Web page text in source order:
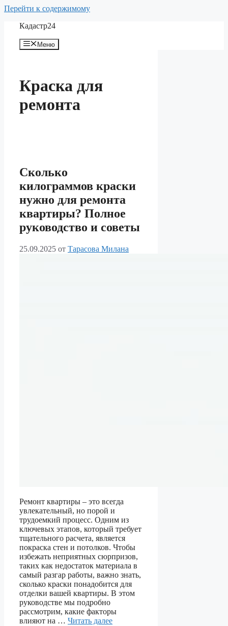
Перейти к содержимому
Кадастр24
Меню
Краска для
ремонта
Сколько
килограммов краски
нужно для ремонта
квартиры? Полное
руководство и советы
25.09.2025 от Тарасова Милана
Ремонт квартиры – это всегда
увлекательный, но порой и
трудоемкий процесс. Одним из
ключевых этапов, который требует
тщательного расчета, является
покраска стен и потолков. Чтобы
избежать неприятных сюрпризов,
таких как недостаток материала в
самый разгар работы, важно знать,
сколько краски понадобится для
отделки вашей квартиры. В этом
руководстве мы подробно
рассмотрим, какие факторы
влияют на … Читать далее